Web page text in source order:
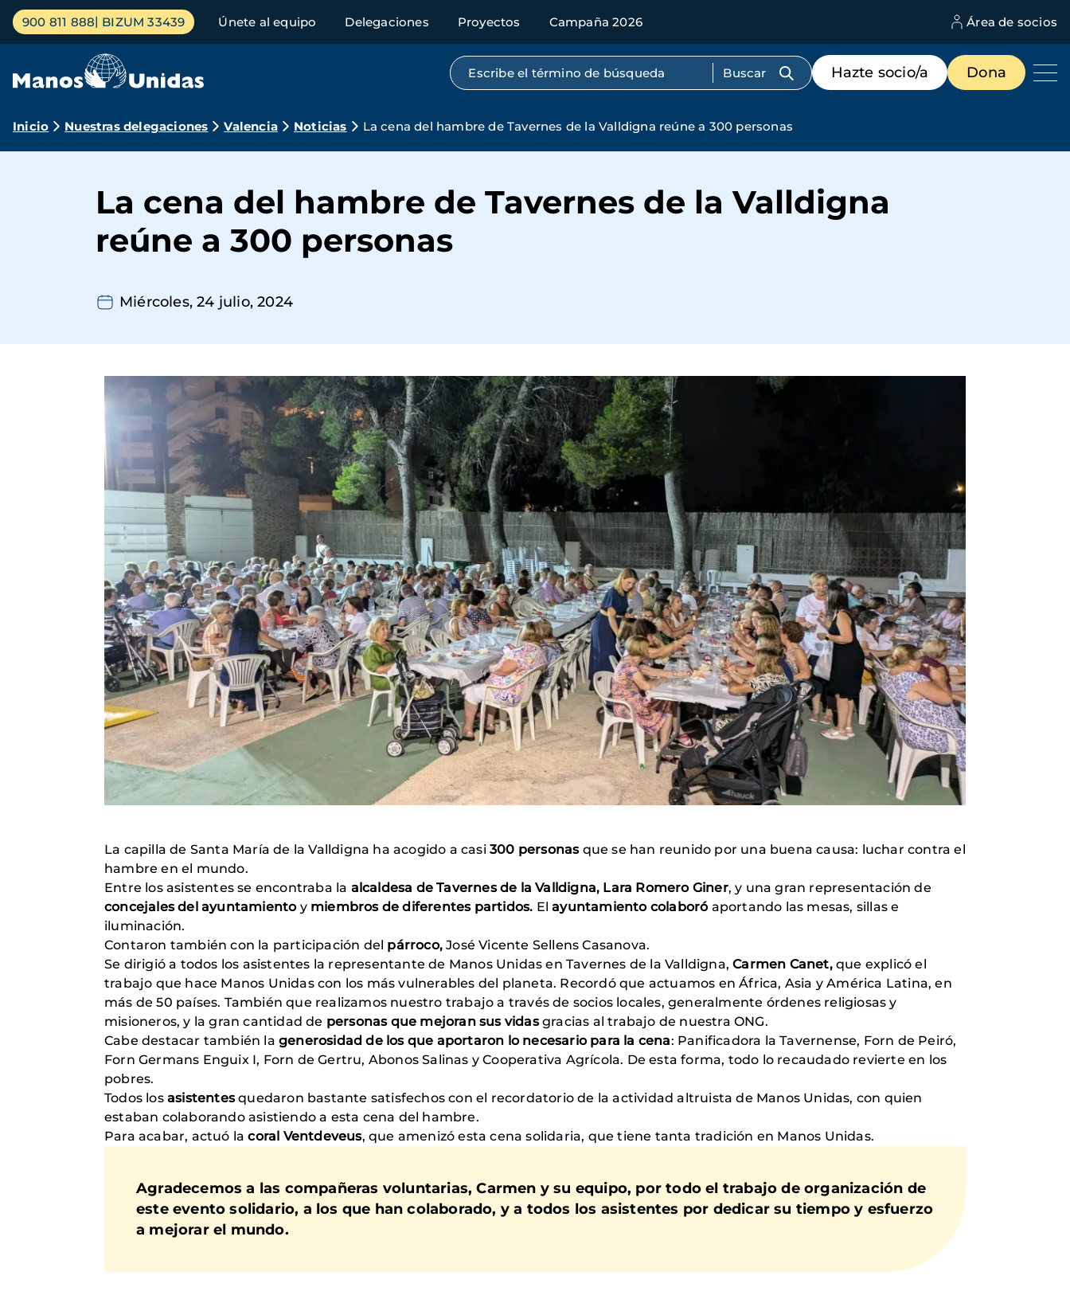
Pasar
contenido
Menú
principal
900 811 888 BIZUM 33439 Únete al equipo Delegaciones Proyectos Campaña 2026 Área de socios
Búsqueda por texto completo
Menú
de
destacados
Hazte socio/a Dona
Ruta
navegación
Inicio Nuestras delegaciones Valencia Noticias La cena del hambre de Tavernes de la Valldigna reúne a 300 personas
La cena del hambre de Tavernes de la Valldigna
reúne a 300 personas
Miércoles, 24 julio, 2024
La capilla de Santa María de la Valldigna ha acogido a casi 300 personasque se han reunido por una buena causa: luchar contra el
hambre en el mundo.
Entre los asistentes se encontraba la alcaldesa de Tavernes de la Valldigna, Lara Romero Giner, y una gran representación de
concejales del ayuntamientoy miembros de diferentes partidos. Elayuntamiento colaboróaportando las mesas, sillas e
iluminación.
Contaron también con la participación del párroco, José Vicente Sellens Casanova.
Se dirigió a todos los asistentes la representante de Manos Unidas en Tavernes de la Valldigna, Carmen Canet, que explicó el
trabajo que hace Manos Unidas con los más vulnerables del planeta. Recordó que actuamos en África, Asia y América Latina, en
más de 50 países. También que realizamos nuestro trabajo a través de socios locales, generalmente órdenes religiosas y
misioneros, y la gran cantidad de personas que mejoran sus vidasgracias al trabajo de nuestra ONG.
Cabe destacar también la generosidad de los que aportaron lo necesario para la cena: Panificadora la Tavernense, Forn de Peiró,
Forn Germans Enguix I, Forn de Gertru, Abonos Salinas y Cooperativa Agrícola. De esta forma, todo lo recaudado revierte en los
pobres.
Todos losasistentesquedaron bastante satisfechos con el recordatorio de la actividad altruista de Manos Unidas, con quien
estaban colaborando asistiendo a esta cena del hambre.
Para acabar, actuó lacoral Ventdeveus, que amenizó esta cena solidaria, que tiene tanta tradición en Manos Unidas.
Agradecemos a las compañeras voluntarias, Carmen y su equipo, por todo el trabajo de organización de
este evento solidario, a los que han colaborado, y a todos los asistentes por dedicar su tiempo y esfuerzo
a mejorar el mundo.